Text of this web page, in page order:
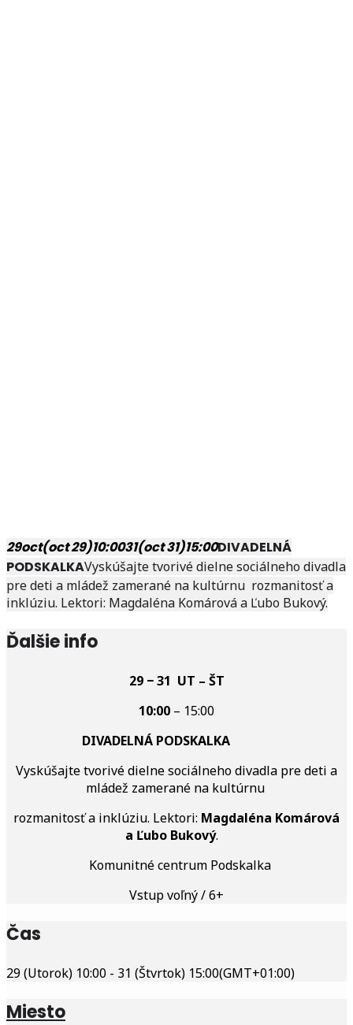
29oct(oct 29)10:0031(oct 31)15:00DIVADELNÁ
PODSKALKAVyskúšajte tvorivé dielne sociálneho divadla
pre deti a mládež zamerané na kultúrnu rozmanitosť a
inklúziu. Lektori: Magdaléna Komárová a Ľubo Bukový.
Ďalšie info
29 − 31 UT – ŠT
10:00 – 15:00
DIVADELNÁ PODSKALKA
Vyskúšajte tvorivé dielne sociálneho divadla pre deti a
mládež zamerané na kultúrnu
rozmanitosť a inklúziu. Lektori: Magdaléna Komárová
a Ľubo Bukový.
Komunitné centrum Podskalka
Vstup voľný / 6+
Čas
29 (Utorok) 10:00 - 31 (Štvrtok) 15:00(GMT+01:00)
Miesto